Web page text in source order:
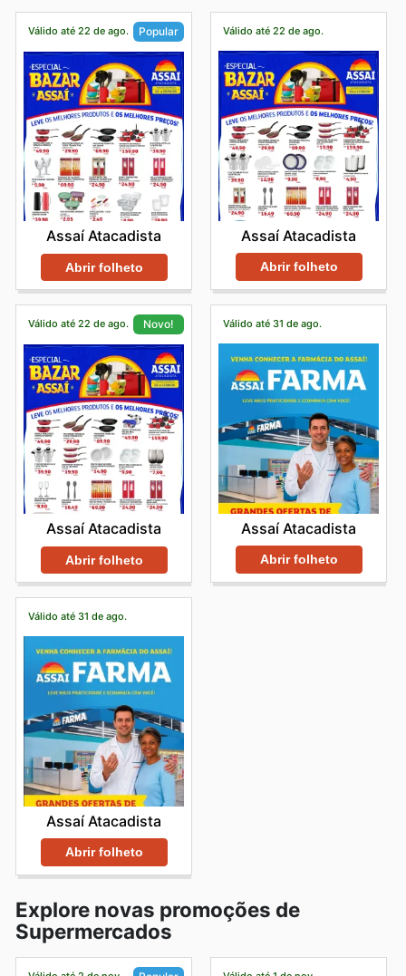
Válido até 22 de ago. Popular
Assaí Atacadista
Abrir folheto
Válido até 22 de ago.
Assaí Atacadista
Abrir folheto
Válido até 22 de ago. Novo!
Assaí Atacadista
Abrir folheto
Válido até 31 de ago.
Assaí Atacadista
Abrir folheto
Válido até 31 de ago.
Assaí Atacadista
Abrir folheto
Explore novas promoções de
Supermercados